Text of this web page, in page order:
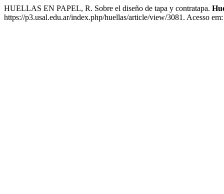
HUELLAS EN PAPEL, R. Sobre el diseño de tapa y contratapa.
https://p3.usal.edu.ar/index.php/huellas/article/view/3081. Acesso